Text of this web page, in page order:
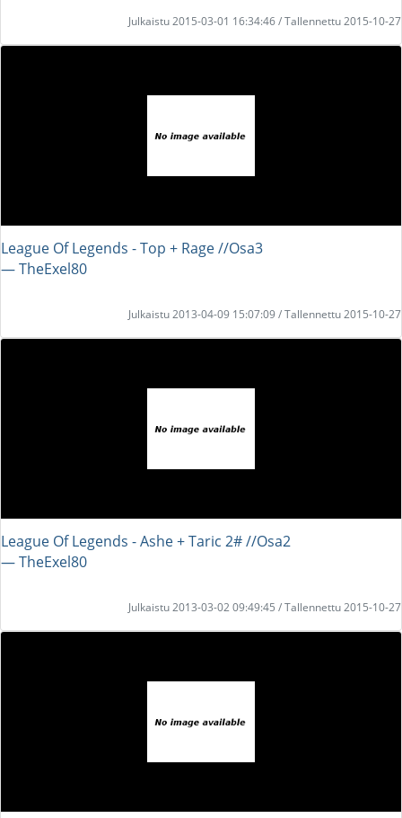
Julkaistu 2015-03-01 16:34:46 / Tallennettu 2015-10-27
League Of Legends - Top + Rage //Osa3
― TheExel80
Julkaistu 2013-04-09 15:07:09 / Tallennettu 2015-10-27
League Of Legends - Ashe + Taric 2# //Osa2
― TheExel80
Julkaistu 2013-03-02 09:49:45 / Tallennettu 2015-10-27